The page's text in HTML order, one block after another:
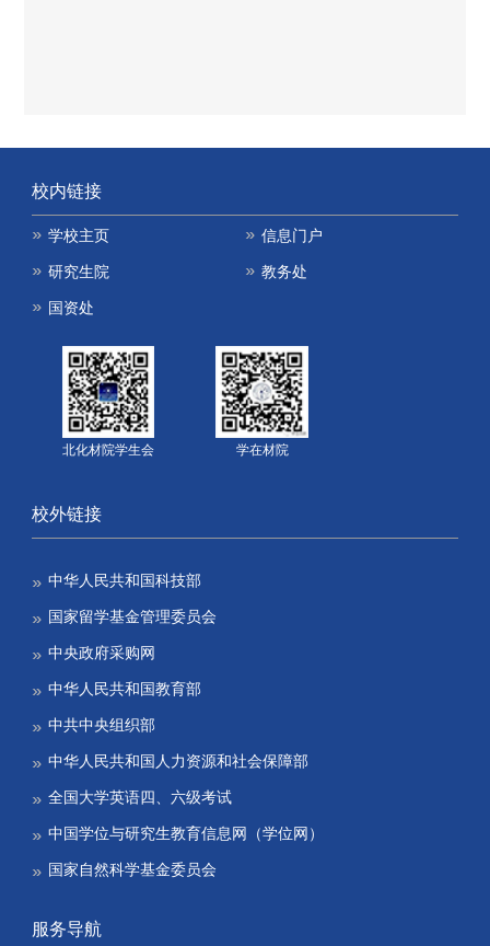
校内链接
学校主页 信息门户
研究生院 教务处
国资处
北化材院学生会 学在材院
校外链接
中华人民共和国科技部
国家留学基金管理委员会
中央政府采购网
中华人民共和国教育部
中共中央组织部
中华人民共和国人力资源和社会保障部
全国大学英语四、六级考试
中国学位与研究生教育信息网（学位网）
国家自然科学基金委员会
服务导航